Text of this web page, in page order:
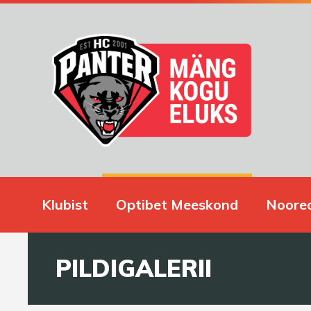
Klubist Optibet Meeskond
PILDIGALERII